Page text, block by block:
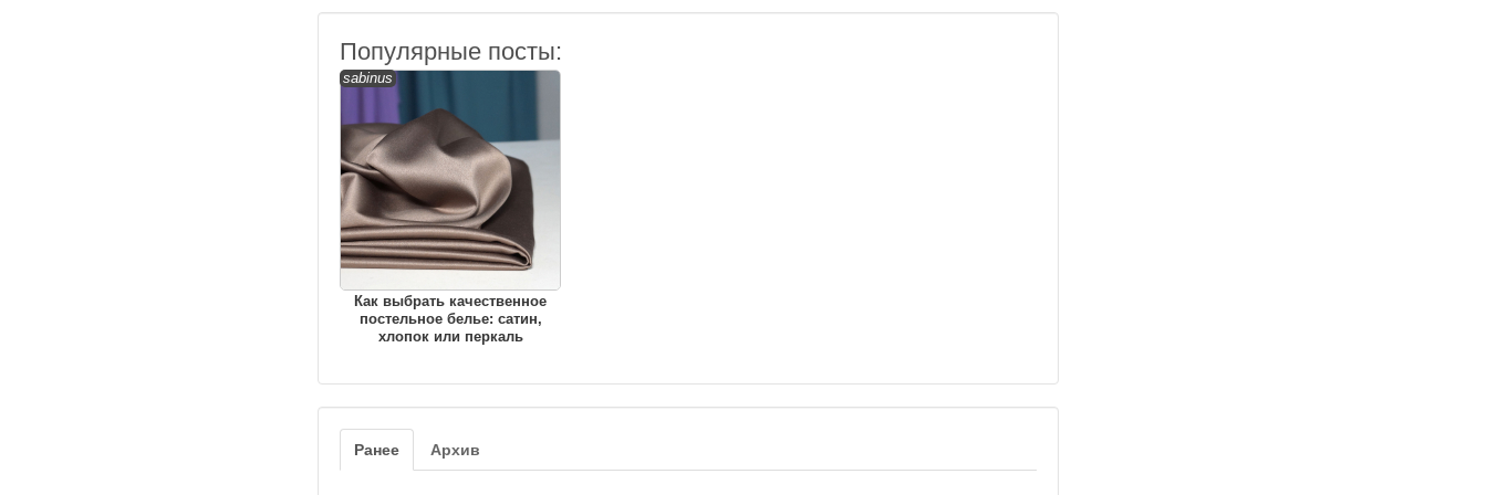
Популярные посты:
sabinus
Как выбрать качественное
постельное белье: сатин,
хлопок или перкаль
Ранее Архив